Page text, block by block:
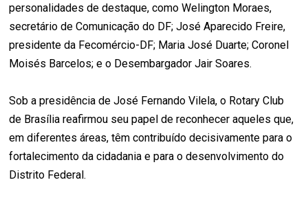
personalidades de destaque, como Welington Moraes,
secretário de Comunicação do DF; José Aparecido Freire,
presidente da Fecomércio-DF; Maria José Duarte; Coronel
Moisés Barcelos; e o Desembargador Jair Soares.
Sob a presidência de José Fernando Vilela, o Rotary Club
de Brasília reafirmou seu papel de reconhecer aqueles que,
em diferentes áreas, têm contribuído decisivamente para o
fortalecimento da cidadania e para o desenvolvimento do
Distrito Federal.